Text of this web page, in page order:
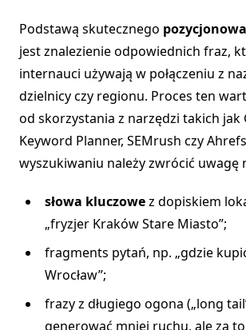
Podstawą skutecznego
jest znalezienie odpowiednich fraz,
internauci używają w połączeniu z
dzielnicy czy regionu. Proces ten
od skorzystania z narzędzi takich jak
Keyword Planner, SEMrush czy
wyszukiwaniu należy zwrócić uwagę
słowa kluczowez dopiskiem
„fryzjer Kraków Stare Miasto”;
fragments pytań, np. „gdzie
Wrocław”;
frazy z długiego ogona („long
generować mniej ruchu, ale za